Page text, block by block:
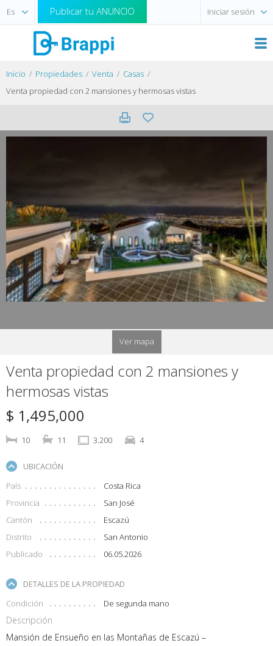
Publicar tu ANUNCIO Iniciar sesión
Inicio Propiedades Venta
Casas
Venta propiedad con 2 mansiones y hermosas vistas
Ver mapa
Venta propiedad con 2 mansiones y
hermosas vistas
$ 1,495,000
10 11 3.200 4
UBICACIÓN
País
Costa Rica
Provincia
San José
Cantón
Escazú
Distrito
San Antonio
Publicado
06.05.2026
DETALLES DE LA PROPIEDAD
Condición
De segunda mano
Descripción
Mansión de Ensueño en las Montañas de Escazú –